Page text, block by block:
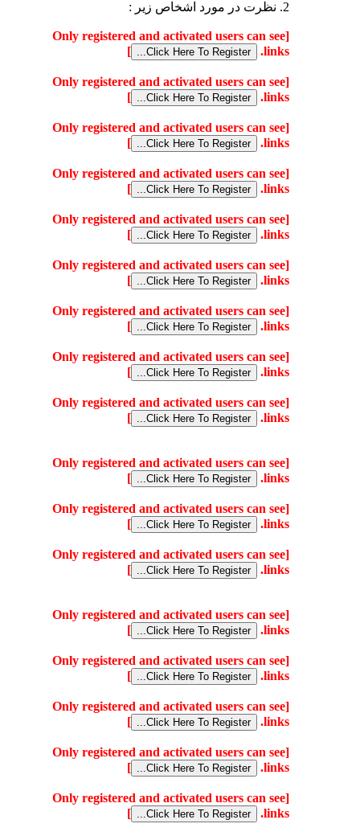
2. نظرت در مورد اشخاص زیر :
[Only registered and activated users can see
links.
]
[Only registered and activated users can see
links.
]
[Only registered and activated users can see
links.
]
[Only registered and activated users can see
links.
]
[Only registered and activated users can see
links.
]
[Only registered and activated users can see
links.
]
[Only registered and activated users can see
links.
]
[Only registered and activated users can see
links.
]
[Only registered and activated users can see
links.
]
[Only registered and activated users can see
links.
]
[Only registered and activated users can see
links.
]
[Only registered and activated users can see
links.
]
[Only registered and activated users can see
links.
]
[Only registered and activated users can see
links.
]
[Only registered and activated users can see
links.
]
[Only registered and activated users can see
links.
]
[Only registered and activated users can see
links.
]